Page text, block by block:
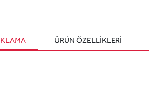
ÜRÜN ÖZELLIKLERI